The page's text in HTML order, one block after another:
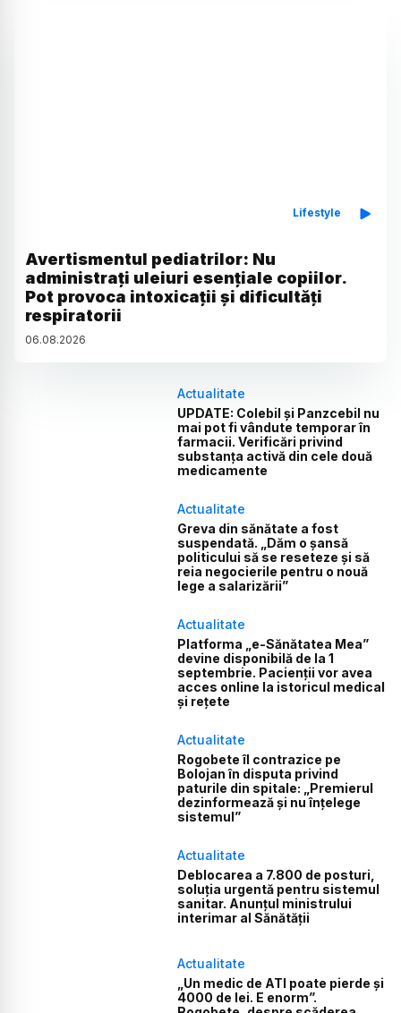
Lifestyle
Avertismentul pediatrilor: Nu
administrați uleiuri esențiale copiilor.
Pot provoca intoxicații și dificultăți
respiratorii
06.08.2026
Actualitate
UPDATE: Colebil și Panzcebil nu
mai pot fi vândute temporar în
farmacii. Verificări privind
substanța activă din cele două
medicamente
Actualitate
Greva din sănătate a fost
suspendată. „Dăm o șansă
politicului să se reseteze și să
reia negocierile pentru o nouă
lege a salarizării”
Actualitate
Platforma „e-Sănătatea Mea”
devine disponibilă de la 1
septembrie. Pacienții vor avea
acces online la istoricul medical
și rețete
Actualitate
Rogobete îl contrazice pe
Bolojan în disputa privind
paturile din spitale: „Premierul
dezinformează și nu înțelege
sistemul”
Actualitate
Deblocarea a 7.800 de posturi,
soluția urgentă pentru sistemul
sanitar. Anunțul ministrului
interimar al Sănătății
Actualitate
„Un medic de ATI poate pierde și
4000 de lei. E enorm”.